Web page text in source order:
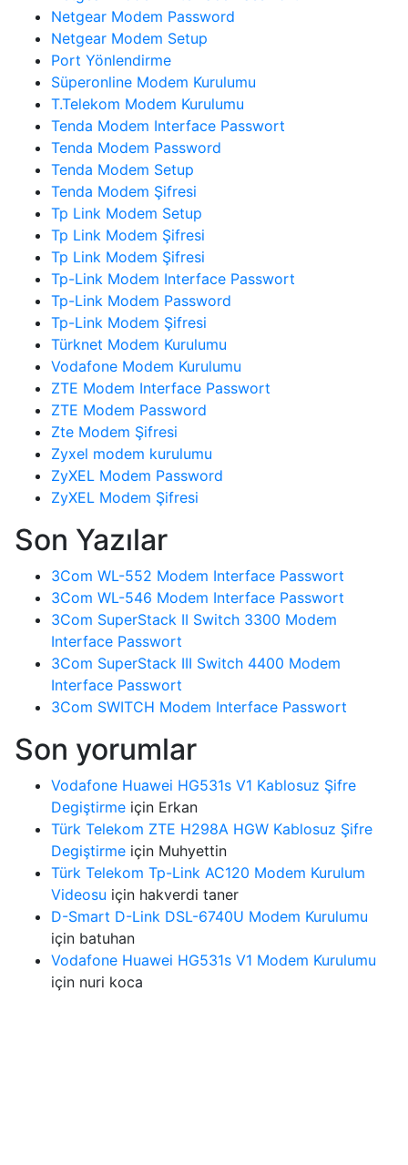
Netgear Modem Password
Netgear Modem Setup
Port Yönlendirme
Süperonline Modem Kurulumu
T.Telekom Modem Kurulumu
Tenda Modem Interface Passwort
Tenda Modem Password
Tenda Modem Setup
Tenda Modem Şifresi
Tp Link Modem Setup
Tp Link Modem Şifresi
Tp Link Modem Şifresi
Tp-Link Modem Interface Passwort
Tp-Link Modem Password
Tp-Link Modem Şifresi
Türknet Modem Kurulumu
Vodafone Modem Kurulumu
ZTE Modem Interface Passwort
ZTE Modem Password
Zte Modem Şifresi
Zyxel modem kurulumu
ZyXEL Modem Password
ZyXEL Modem Şifresi
Son Yazılar
3Com WL-552 Modem Interface Passwort
3Com WL-546 Modem Interface Passwort
3Com SuperStack II Switch 3300 Modem
Interface Passwort
3Com SuperStack III Switch 4400 Modem
Interface Passwort
3Com SWITCH Modem Interface Passwort
Son yorumlar
Vodafone Huawei HG531s V1 Kablosuz Şifre
Degiştirme için Erkan
Türk Telekom ZTE H298A HGW Kablosuz Şifre
Degiştirme için Muhyettin
Türk Telekom Tp-Link AC120 Modem Kurulum
Videosu için hakverdi taner
D-Smart D-Link DSL-6740U Modem Kurulumu
için batuhan
Vodafone Huawei HG531s V1 Modem Kurulumu
için nuri koca